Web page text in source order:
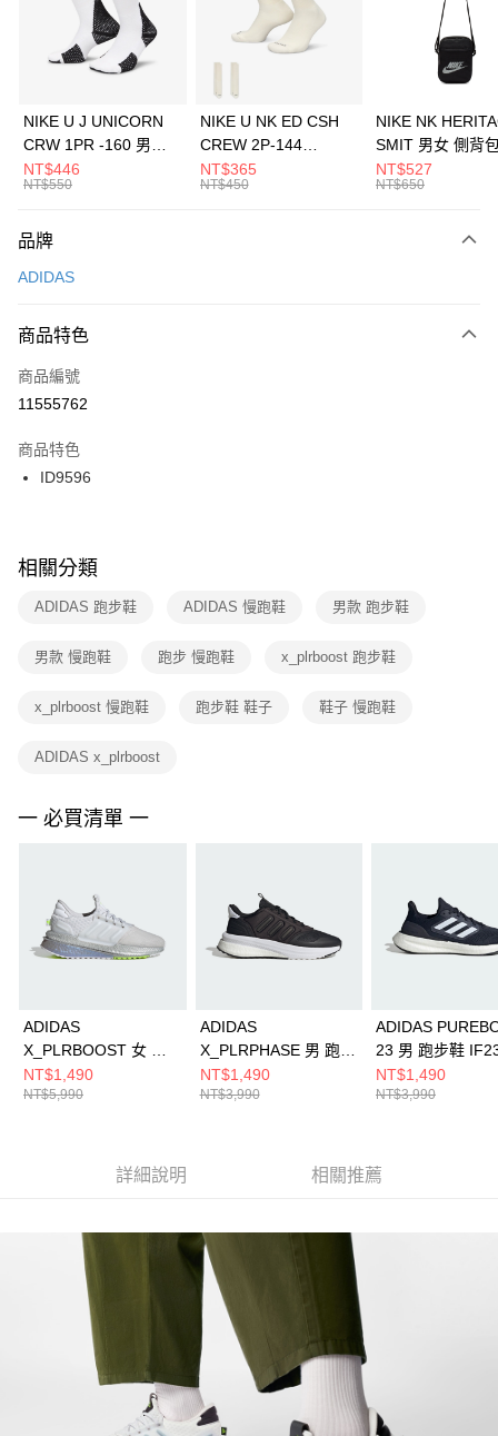
合作金庫商業銀行
第一商業銀行
華南商業銀行
彰化商業銀行
上海商業儲蓄銀行
元大商業銀行
台灣樂天信用卡公司
Apple Pay
全盈+PAY
AFTEE先享後付
【關於「AFTEE先享後付」】
便利好安心！
３．安心：先確認商品／服務後，再付款。
【「AFTEE先享後付」結帳流程】
１．於結帳方式選擇「AFTEE先享後付」後，將跳轉至「AFTEE先享後付」
２．訂單成立數日內，您將收到繳費通知簡訊。
３．收到繳費通知簡訊後14天內，點擊此簡訊中的連結，可透過四大超商／
ATM／網路銀行／等多元方式進行付款，方視為交易完成。
※ 交易是否成功請以「AFTEE先享後付 」之結帳頁面顯示為準，若有關於
是否繳費成功／繳費後需取消欲退款等相關疑問，請聯繫「AFTEE先享後付
客戶支援中心」https://netprotections.freshdesk.com/support/home
１．透過由恩沛科技股份有限公司提供之「AFTEE先享後付」服務完成之交
權轉讓予恩沛科技股份有限公司。
３．未成年的使用者請事先徵得法定代理人或監護人之同意方可使用
４．使用「AFTEE先享後付」時，將依據個別帳號之用戶狀況，依本公司即
恩沛科技股份有限公司將有權停止該用戶之使用額度並採取法律行動。
運送方式
每筆NT$100，滿NT$1,500(含以上)免運費
宅配
每筆NT$100，滿NT$1,500(含以上)免運費
付款後門市自取
每筆NT$100，滿NT$1,500(含以上)免運費
NIKE U J UNICORN
CRW 1PR -160 男女
中統襪 FZ3393100
NT$446
NT$550
NIKE U NK ED CSH
CREW 2P-144
EMBRDY 男女 短統襪
FZ3073133
NT$365
NT$450
NIKE NK
SMIT 男女 側背
BA5871010
NT$527
NT$650
品牌
ADIDAS
商品特色
商品編號
11555762
商品特色
ID9596
相關分類
ADIDAS 跑步鞋 ADIDAS 慢跑鞋 男款 跑步鞋
男款 慢跑鞋 跑步 慢跑鞋 x_plrboost 跑步鞋
x_plrboost 慢跑鞋 跑步鞋 鞋子 鞋子 慢跑鞋
ADIDAS x_plrboost
一 必買清單 一
ADIDAS
X_PLRBOOST 女 跑
步鞋 ID9587
NT$1,490
NT$5,990
ADIDAS
X_PLRPHASE 男 跑步
鞋 IG4768
NT$1,490
NT$3,990
ADIDAS
23 男 跑步鞋
NT$1,490
NT$3,990
詳細說明 相關推薦